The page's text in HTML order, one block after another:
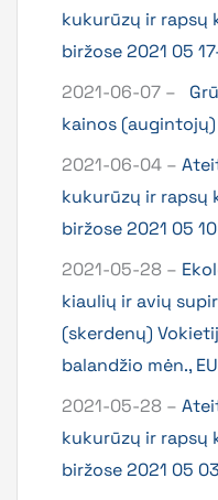
kukurūzų ir rapsų
biržose 2021 05
2021-06-07 –
kainos (augintojų)
2021-06-04 –
kukurūzų ir rapsų
biržose 2021 05
2021-05-28 –
kiaulių ir avių
(skerdenų)
balandžio mėn.,
2021-05-28 –
kukurūzų ir rapsų
biržose 2021 05